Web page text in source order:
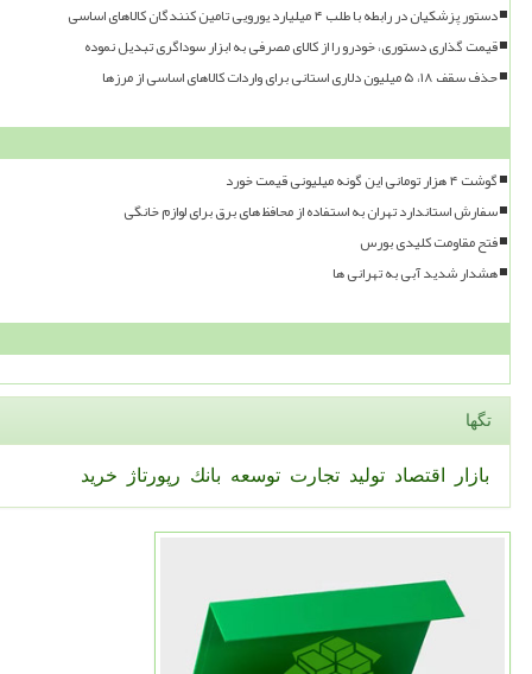
دستور پزشکیان در رابطه با طلب ۴ میلیارد یورویی تامین کنندگان کالاهای اساسی
قیمت گذاری دستوری، خودرو را از کالای مصرفی به ابزار سوداگری تبدیل نموده
حذف سقف ۱۸، ۵ میلیون دلاری استانی برای واردات کالاهای اساسی از مرزها
گوشت ۴ هزار تومانی این گونه میلیونی قیمت خورد
سفارش استاندارد تهران به استفاده از محافظ های برق برای لوازم خانگی
فتح مقاومت کلیدی بورس
هشدار شدید آبی به تهرانی ها
تگها
بازار اقتصاد تولید تجارت توسعه بانك رپورتاژ خرید